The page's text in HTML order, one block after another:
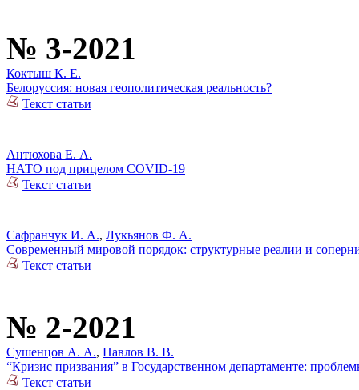
№ 3-2021
Коктыш К. Е.
Белоруссия: новая геополитическая реальность?
Текст статьи
Антюхова Е. А.
НАТО под прицелом COVID-19
Текст статьи
Сафранчук И. А., Лукьянов Ф. А.
Современный мировой порядок: структурные реалии и
Текст статьи
№ 2-2021
Сушенцов А. А., Павлов В. В.
“Кризис призвания” в Государственном департаменте:
Текст статьи